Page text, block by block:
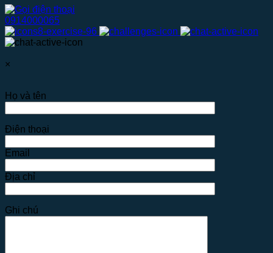
0914000065
×
Họ và tên
Điện thoại
Email
Địa chỉ
Ghi chú